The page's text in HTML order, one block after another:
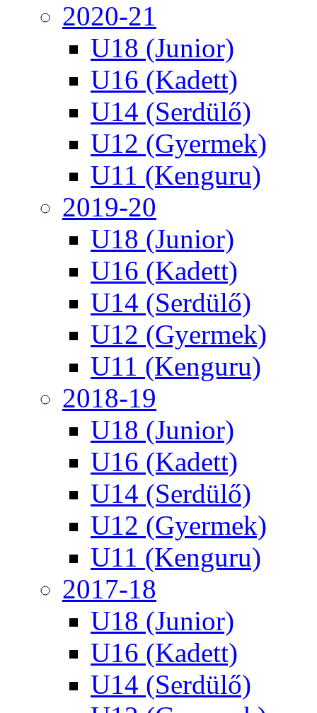
2020-21
U18 (Junior)
U16 (Kadett)
U14 (Serdülő)
U12 (Gyermek)
U11 (Kenguru)
2019-20
U18 (Junior)
U16 (Kadett)
U14 (Serdülő)
U12 (Gyermek)
U11 (Kenguru)
2018-19
U18 (Junior)
U16 (Kadett)
U14 (Serdülő)
U12 (Gyermek)
U11 (Kenguru)
2017-18
U18 (Junior)
U16 (Kadett)
U14 (Serdülő)